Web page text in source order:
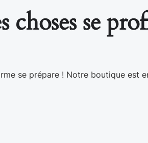
choses se
se prépare ! Notre boutique est